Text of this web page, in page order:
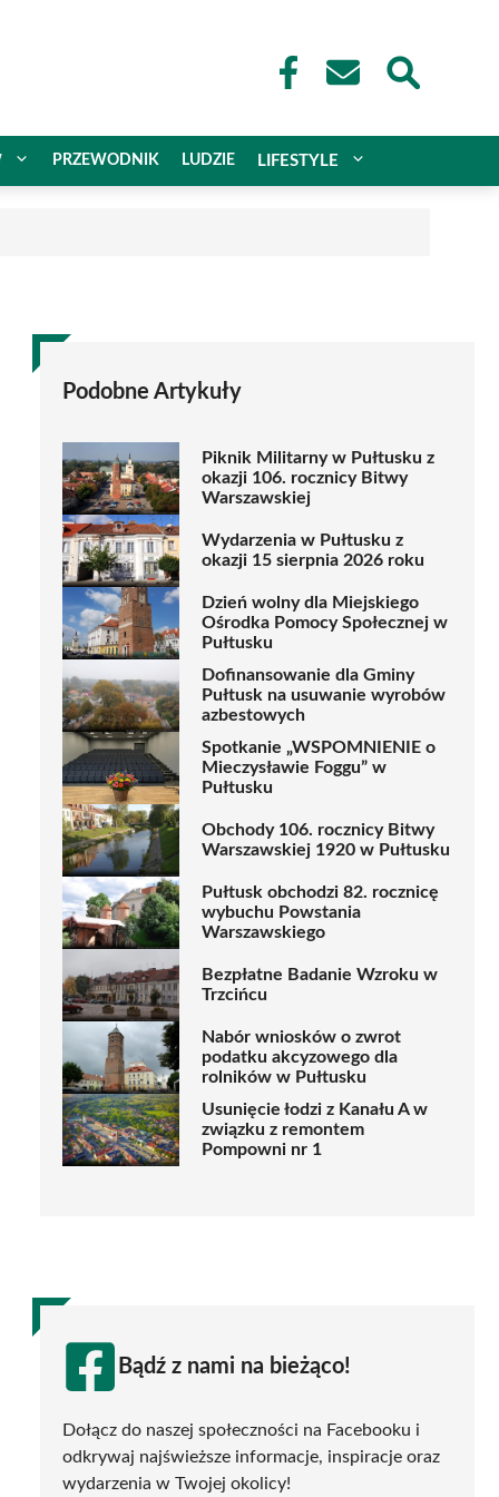
PRZEWODNIK LUDZIE LIFESTYLE
Podobne Artykuły
Piknik Militarny w Pułtusku z
okazji 106. rocznicy Bitwy
Warszawskiej
Wydarzenia w Pułtusku z
okazji 15 sierpnia 2026 roku
Dzień wolny dla Miejskiego
Ośrodka Pomocy Społecznej w
Pułtusku
Dofinansowanie dla Gminy
Pułtusk na usuwanie wyrobów
azbestowych
Spotkanie „WSPOMNIENIE o
Mieczysławie Foggu” w
Pułtusku
Obchody 106. rocznicy Bitwy
Warszawskiej 1920 w Pułtusku
Pułtusk obchodzi 82. rocznicę
wybuchu Powstania
Warszawskiego
Bezpłatne Badanie Wzroku w
Trzcińcu
Nabór wniosków o zwrot
podatku akcyzowego dla
rolników w Pułtusku
Usunięcie łodzi z Kanału A w
związku z remontem
Pompowni nr 1
Bądź z nami na bieżąco!
Dołącz do naszej społeczności na Facebooku i
odkrywaj najświeższe informacje, inspiracje oraz
wydarzenia w Twojej okolicy!